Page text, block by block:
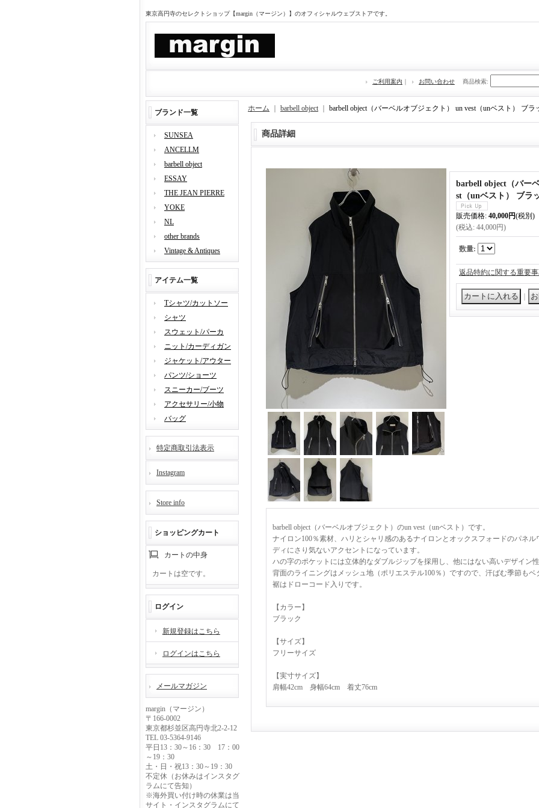
東京高円寺のセレクトショップ【margin（マージン）】のオフィシャルウェブストアです。
ご利用案内 ｜ お問い合わせ 商品検索:
ブランド一覧
SUNSEA
ANCELLM
barbell object
ESSAY
THE JEAN PIERRE
YOKE
NL
other brands
Vintage & Antiques
アイテム一覧
Tシャツ/カットソー
シャツ
スウェット/パーカ
ニット/カーディガン
ジャケット/アウター
パンツ/ショーツ
スニーカー/ブーツ
アクセサリー/小物
バッグ
特定商取引法表示
Instagram
Store info
ショッピングカート
カートの中身
カートは空です。
ログイン
新規登録はこちら
ログインはこちら
メールマガジン
margin（マージン）
〒166-0002
東京都杉並区高円寺北2-2-12
TEL 03-5364-9146
平日13：30～16：30 17：00
～19：30
土・日・祝13：30～19：30
不定休（お休みはインスタグ
ラムにて告知）
※海外買い付け時の休業は当
サイト・インスタグラムにて
ホーム barbell object barbell object（バーベルオブジェクト） un vest（unベスト） ブラ
商品詳細
barbell object（バー
st（unベスト） ブラ
販売価格: 40,000円(税別)
(税込: 44,000円)
数量:
返品特約に関する重要
barbell object（バーベルオブジェクト）のun vest（unベスト）です。
ナイロン100％素材、ハリとシャリ感のあるナイロンとオックスフォードのパネ
ディにさり気ないアクセントになっています。
ハの字のポケットには立体的なダブルジップを採用し、他にはない高いデザイン
背面のライニングはメッシュ地（ポリエステル100％）ですので、汗ばむ季節もベ
裾はドローコード入りです。
【カラー】
ブラック
【サイズ】
フリーサイズ
【実寸サイズ】
肩幅42cm 身幅64cm 着丈76cm